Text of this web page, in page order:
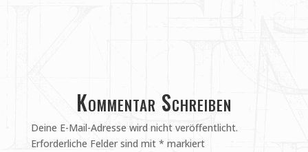
Kommentar Schreiben
Deine E-Mail-Adresse wird nicht veröffentlicht.
Erforderliche Felder sind mit * markiert